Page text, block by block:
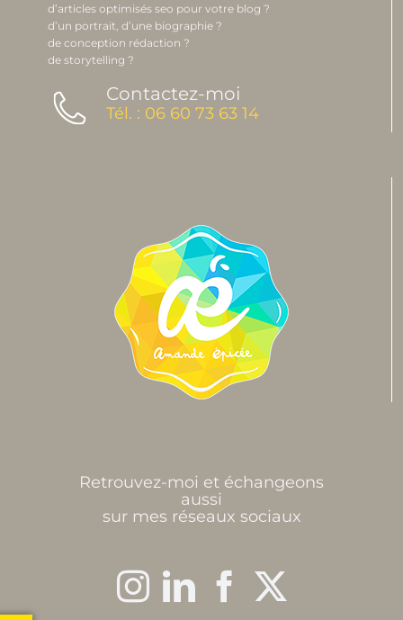
d’articles optimisés seo pour votre blog ?
d’un portrait, d’une biographie ?
de conception rédaction ?
de storytelling ?
Contactez-moi
Tél. : 06 60 73 63 14
Retrouvez-moi et échangeons
aussi
sur mes réseaux sociaux